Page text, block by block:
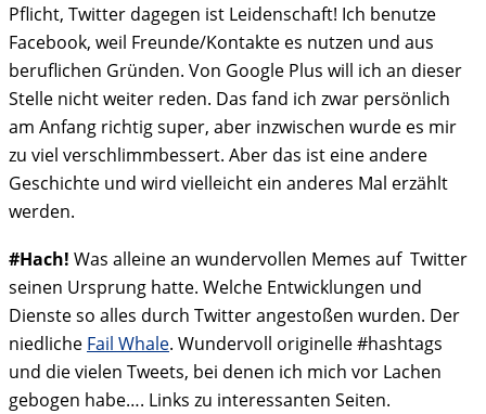
Pflicht, Twitter dagegen ist Leidenschaft! Ich benutze
Facebook, weil Freunde/Kontakte es nutzen und aus
beruflichen Gründen. Von Google Plus will ich an dieser
Stelle nicht weiter reden. Das fand ich zwar persönlich
am Anfang richtig super, aber inzwischen wurde es mir
zu viel verschlimmbessert. Aber das ist eine andere
Geschichte und wird vielleicht ein anderes Mal erzählt
werden.
#Hach! Was alleine an wundervollen Memes auf Twitter
seinen Ursprung hatte. Welche Entwicklungen und
Dienste so alles durch Twitter angestoßen wurden. Der
niedliche Fail Whale. Wundervoll originelle #hashtags
und die vielen Tweets, bei denen ich mich vor Lachen
gebogen habe…. Links zu interessanten Seiten.